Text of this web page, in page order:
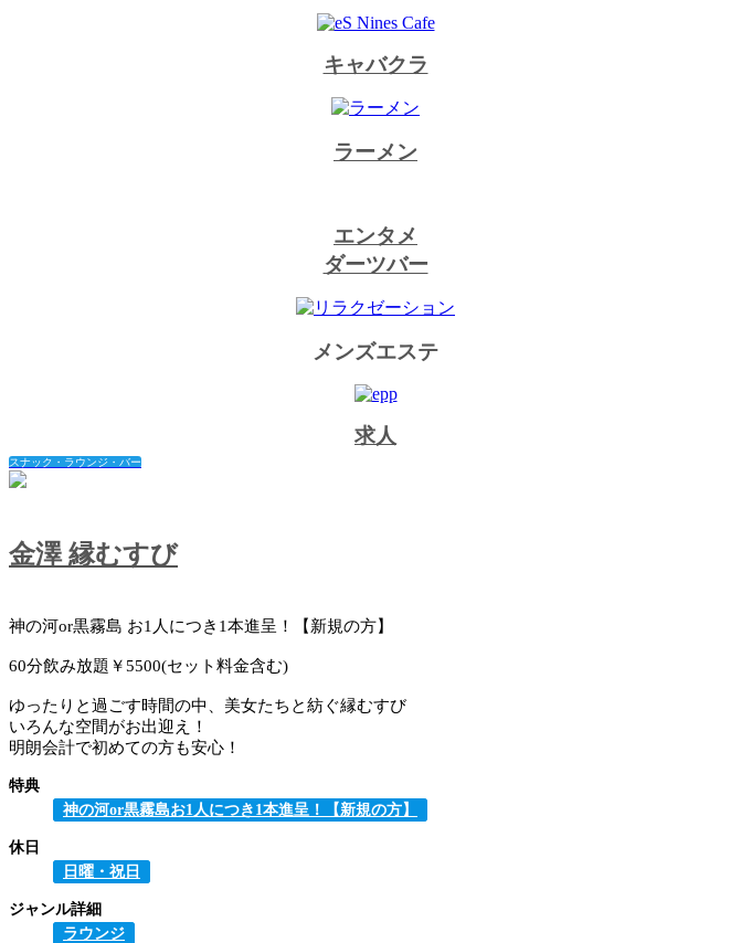
キャバクラ
ラーメン
エンタメ
ダーツバー
メンズエステ
求人
スナック・ラウンジ・バー
金澤 縁むすび
神の河or黒霧島 お1人につき1本進呈！【新規の方】
60分飲み放題￥5500(セット料金含む)
ゆったりと過ごす時間の中、美女たちと紡ぐ縁むすび
いろんな空間がお出迎え！
明朗会計で初めての方も安心！
特典
神の河or黒霧島お1人につき1本進呈！【新規の方】
休日
日曜・祝日
ジャンル詳細
ラウンジ